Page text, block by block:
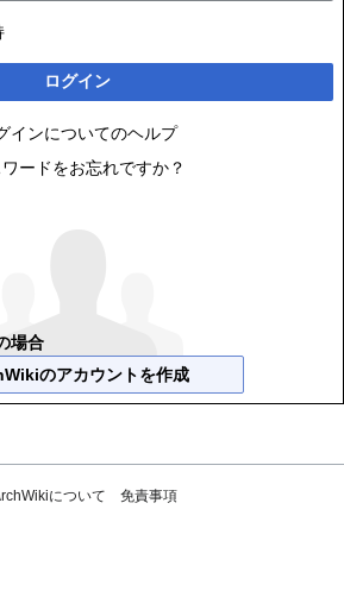
ログイン
インについてのヘルプ
ードをお忘れですか？
場合
のアカウントを作成
について 免責事項